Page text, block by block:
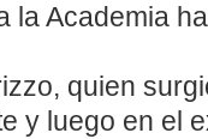
la Academia
quien
y luego en el